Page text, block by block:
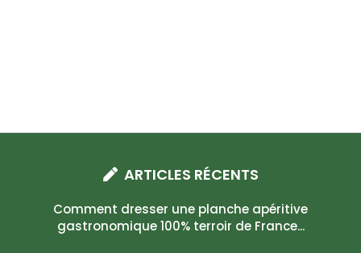
ARTICLES RÉCENTS
Comment dresser une planche apéritive
gastronomique 100% terroir de France...